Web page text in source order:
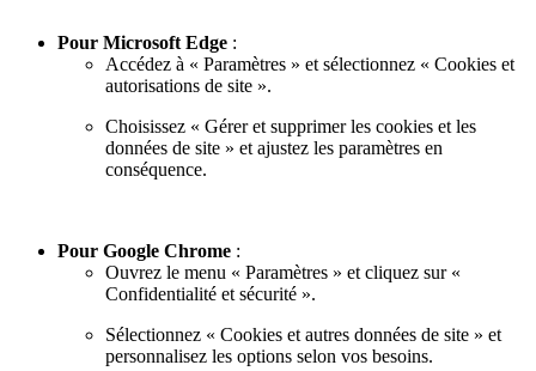
Pour Microsoft Edge :
Accédez à « Paramètres » et sélectionnez « Cookies et
autorisations de site ».
Choisissez « Gérer et supprimer les cookies et les
données de site » et ajustez les paramètres en
conséquence.
Pour Google Chrome :
Ouvrez le menu « Paramètres » et cliquez sur «
Confidentialité et sécurité ».
Sélectionnez « Cookies et autres données de site » et
personnalisez les options selon vos besoins.